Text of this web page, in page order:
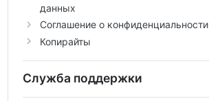
данных
Соглашение о конфиденциальности
Копирайты
Служба поддержки